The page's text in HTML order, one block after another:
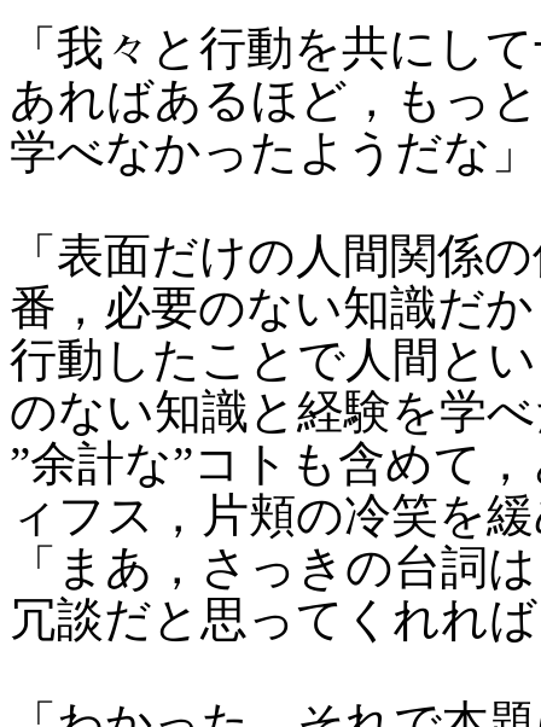
「我々と行動を共に
あればあるほど，もっ
学べなかったようだな」
「表面だけの人間関係
番，必要のない知識だ
行動したことで人間と
のない知識と経験を学
”余計な”コトも含めて
ィフス，片頬の冷笑を
「まあ，さっきの台詞
冗談だと思ってくれれ